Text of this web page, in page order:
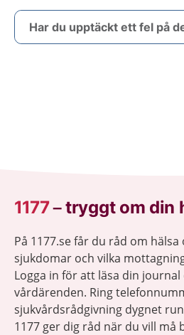
Har du upptäckt ett fel på
1177–tryggt om din
På 1177.se får du råd om
sjukdomar och vilka
Logga in för att läsa din
vårdärenden. Ring
sjukvårdsrådgivning dygnet
1177 ger dig råd när du vill må